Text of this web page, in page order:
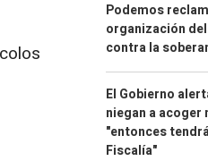
Podemos
organización
contra la
El Gobierno
niegan a acoger
"entonces
Fiscalía"